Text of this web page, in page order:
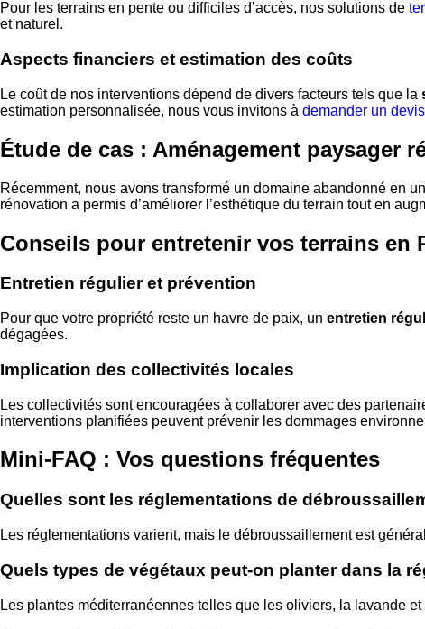
Pour les terrains en pente ou difficiles d’accès, nos solutions de
et naturel.
Aspects financiers et estimation des coûts
Le coût de nos interventions dépend de divers facteurs tels que la
estimation personnalisée, nous vous invitons à demander un
Étude de cas : Aménagement paysager
Récemment, nous avons transformé un domaine abandonné en
rénovation a permis d’améliorer l’esthétique du terrain tout en
Conseils pour entretenir vos terrains en
Entretien régulier et prévention
Pour que votre propriété reste un havre de paix, un entretien
dégagées.
Implication des collectivités locales
Les collectivités sont encouragées à collaborer avec des
interventions planifiées peuvent prévenir les dommages
Mini-FAQ : Vos questions fréquentes
Quelles sont les réglementations de
Les réglementations varient, mais le débroussaillement est
Quels types de végétaux peut-on planter dans la
Les plantes méditerranéennes telles que les oliviers, la lavande